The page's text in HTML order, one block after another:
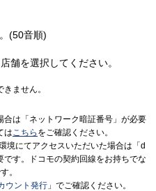
(50音順)
舗を選択してください。
ません。
合は「ネットワーク暗証番号」が必要
はこちら をご確認ください。
境にてアクセスいただいた場合は「d
す。ドコモの契約回線をお持ちでな
。
ウント発行 」でご確認ください。